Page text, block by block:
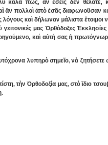
καλὰ πώς, ἂν ἐσεῖς δὲν
ἂν πολλοὶ ἀπὸ ἐσᾶς διαφωνοῦσαν
λόγους καὶ δήλωναν μάλιστα
γειτονικές μας Ὀρθόδοξες
καὶ αὐτή σας ἡ
λυπηρὸ σημεῖο, νὰ
τὴν Ὀρθοδοξία μας, στὸ ἴδιο